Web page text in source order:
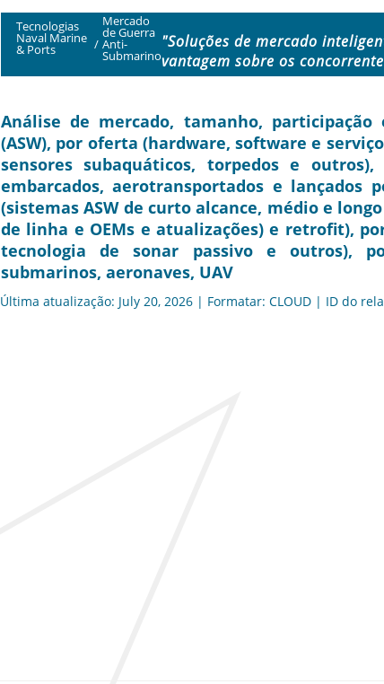
Tecnologias
Naval Marine
& Ports /
Mercado
de Guerra
Anti-
Submarino
"Soluções de mercado
vantagem sobre os
Análise de mercado, tamanho,
(ASW), por oferta (hardware, software e
sensores subaquáticos, torpedos e
embarcados, aerotransportados e lançados
(sistemas ASW de curto alcance, médio e
de linha e OEMs e atualizações) e retrofit),
tecnologia de sonar passivo e outros),
submarinos, aeronaves, UAV
Última atualização: July 20, 2026 | Formatar: CLOUD | ID do